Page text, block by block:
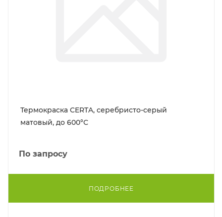
Термокраска CERTA, серебристо-серый
матовый, до 600°С
По запросу
ПОДРОБНЕЕ